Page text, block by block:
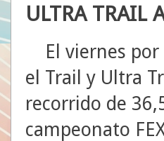
ULTRA TRAIL
El viernes por
el Trail y Ultra
recorrido de
campeonato